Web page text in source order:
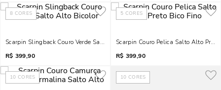
8 CORES
Scarpin Slingback Couro Verde Salto Alto Bicolor
R$ 399,90
5 CORES
Scarpin Couro Pelica Salto Alto Preto
R$ 399,90
10 CORES 10 CORES